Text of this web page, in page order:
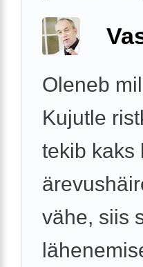
Oleneb
Kujutle
tekib kaks
vähe, siis